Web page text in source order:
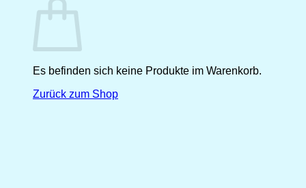
Es befinden sich keine Produkte im Warenkorb.
Zurück zum Shop